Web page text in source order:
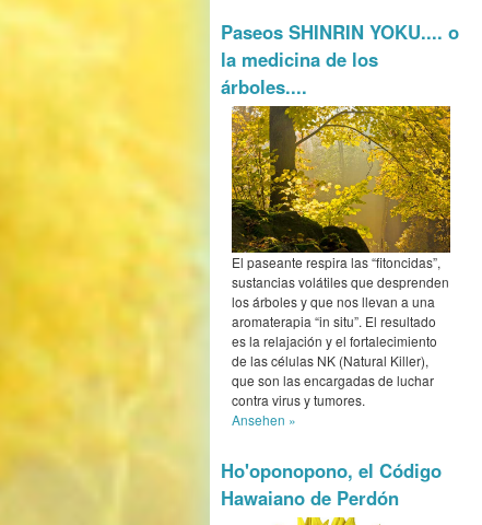
Paseos SHINRIN YOKU.... o
la medicina de los
árboles....
El paseante respira las “fitoncidas”,
sustancias volátiles que desprenden
los árboles y que nos llevan a una
aromaterapia “in situ”. El resultado
es la relajación y el fortalecimiento
de las células NK (Natural Killer),
que son las encargadas de luchar
contra virus y tumores.
Ansehen »
Ho'oponopono, el Código
Hawaiano de Perdón